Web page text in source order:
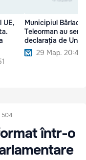
UE,
Municipiul Bârlad
Teleorman au
declarația de Unire
29 Мар. 20:40
504
într-o